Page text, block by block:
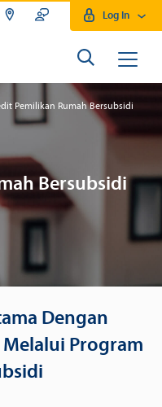
Log In
Mandiri
Pemilikan Rumah Bersubsidi
Bersubsidi
Dengan
Program